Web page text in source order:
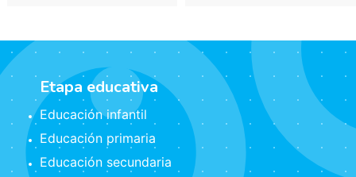
Etapa educativa
Educación infantil
Educación primaria
Educación secundaria